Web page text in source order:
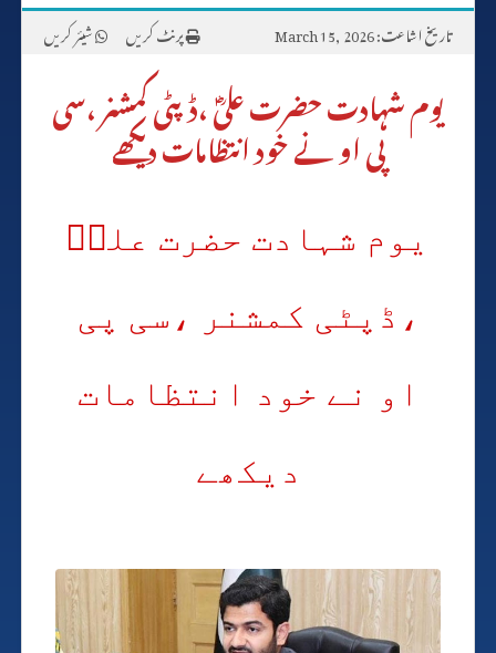
تاریخ اشاعت: March 15, 2026 پرنٹ کریں شیئر کریں
یوم شہادت حضرت علیؓ ،ڈپٹی کمشنر ،سی
پی او نے خود انتظامات دیکھے
یوم شہادت حضرت علیؓ
،ڈپٹی کمشنر ،سی پی
او نے خود انتظامات
دیکھے